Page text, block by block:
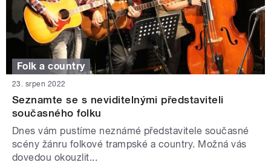
Folk a country
23. srpen 2022
Seznamte se s neviditelnými představiteli
současného folku
Dnes vám pustíme neznámé představitele současné
scény žánru folkové trampské a country. Možná vás
dovedou okouzlit...